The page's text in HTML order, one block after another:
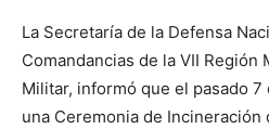
La Secretaría de la Defensa
Comandancias de la VII Región
Militar, informó que el pasado 7
una Ceremonia de Incineración